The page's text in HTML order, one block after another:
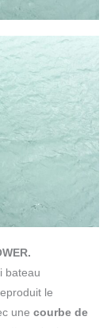
bateau
le
une courbe de